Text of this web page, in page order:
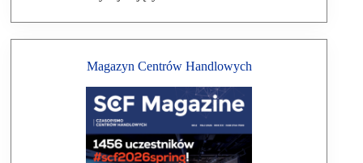
Magazyn Centrów Handlowych